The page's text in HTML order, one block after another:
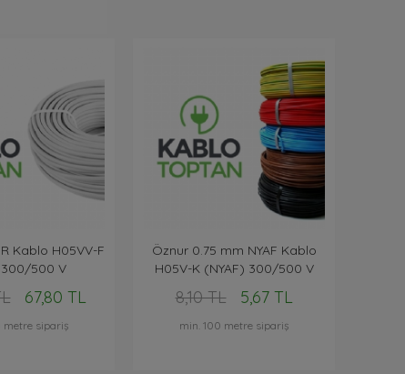
Kablo H05VV-F
500 V
67,80 TL
metre sipariş
Öznur 0.75 mm NYAF Kablo
H05V-K (NYAF) 300/500 V
8,10 TL 5,67 TL
min. 100 metre sipariş